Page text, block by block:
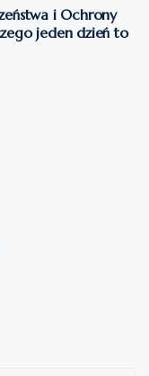
i Ochrony
jeden dzień to